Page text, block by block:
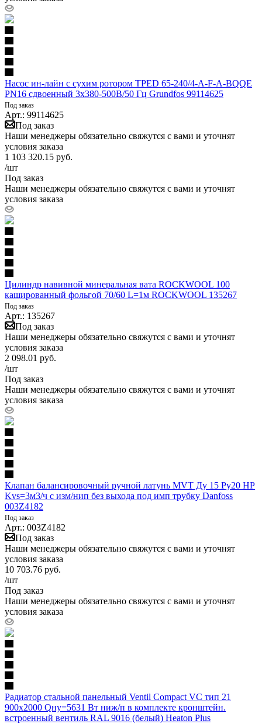
Насос ин-лайн с сухим ротором TPED 65-240/4-A-F-A-BQQE
PN16 сдвоенный 3х380-500В/50 Гц Grundfos 99114625
Под заказ
Арт.: 99114625
Под заказ
Наши менеджеры обязательно свяжутся с вами и уточнят
условия заказа
1 103 320.15 руб.
/шт
Под заказ
Наши менеджеры обязательно свяжутся с вами и уточнят
условия заказа
Цилиндр навивной минеральная вата ROCKWOOL 100
кашированный фольгой 70/60 L=1м ROCKWOOL 135267
Под заказ
Арт.: 135267
Под заказ
Наши менеджеры обязательно свяжутся с вами и уточнят
условия заказа
2 098.01 руб.
/шт
Под заказ
Наши менеджеры обязательно свяжутся с вами и уточнят
условия заказа
Клапан балансировочный ручной латунь MVT Ду 15 Ру20 НР
Kvs=3м3/ч с изм/нип без выхода под имп трубку Danfoss
003Z4182
Под заказ
Арт.: 003Z4182
Под заказ
Наши менеджеры обязательно свяжутся с вами и уточнят
условия заказа
10 703.76 руб.
/шт
Под заказ
Наши менеджеры обязательно свяжутся с вами и уточнят
условия заказа
Радиатор стальной панельный Ventil Compact VC тип 21
900х2000 Qну=5631 Вт ниж/п в комплекте кронштейн.
встроенный вентиль RAL 9016 (белый) Heaton Plus